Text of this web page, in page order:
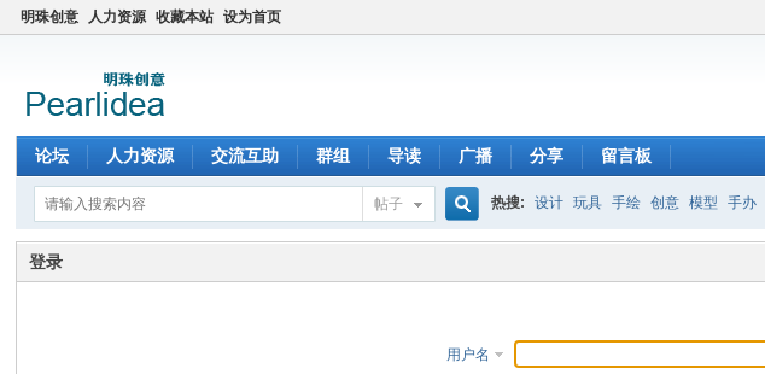
明珠创意 人力资源 收藏本站 设为首页
论坛 人力资源 交流互助 群组 导读 广播 分享 留言板
帖子
搜
热搜: 设计 玩具 手绘 创意 模型 手办
登录
用户名